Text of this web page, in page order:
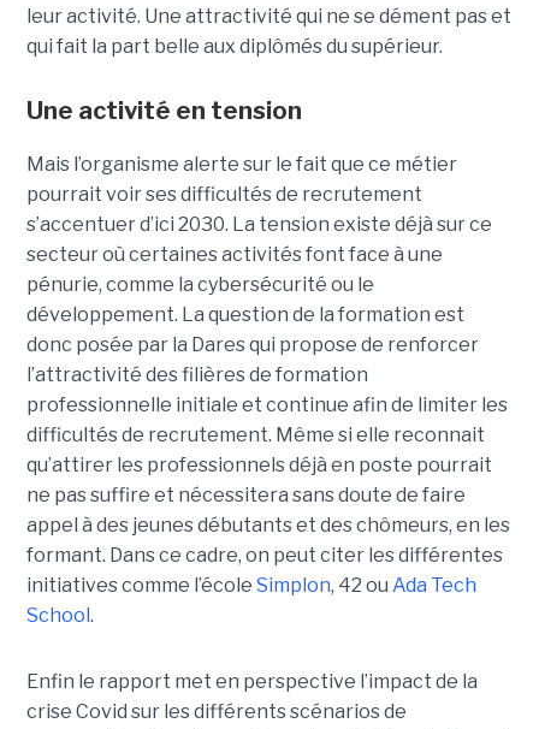
leur activité. Une attractivité qui ne se dément pas et
qui fait la part belle aux diplômés du supérieur.
Une activité en tension
Mais l’organisme alerte sur le fait que ce métier
pourrait voir ses difficultés de recrutement
s’accentuer d’ici 2030. La tension existe déjà sur ce
secteur où certaines activités font face à une
pénurie, comme la cybersécurité ou le
développement. La question de la formation est
donc posée par la Dares qui propose de renforcer
l’attractivité des filières de formation
professionnelle initiale et continue afin de limiter les
difficultés de recrutement. Même si elle reconnait
qu’attirer les professionnels déjà en poste pourrait
ne pas suffire et nécessitera sans doute de faire
appel à des jeunes débutants et des chômeurs, en les
formant. Dans ce cadre, on peut citer les différentes
initiatives comme l’école Simplon, 42 ou Ada Tech
School .
Enfin le rapport met en perspective l’impact de la
crise Covid sur les différents scénarios de